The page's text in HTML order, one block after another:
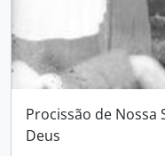
Procissão de Nossa
Deus